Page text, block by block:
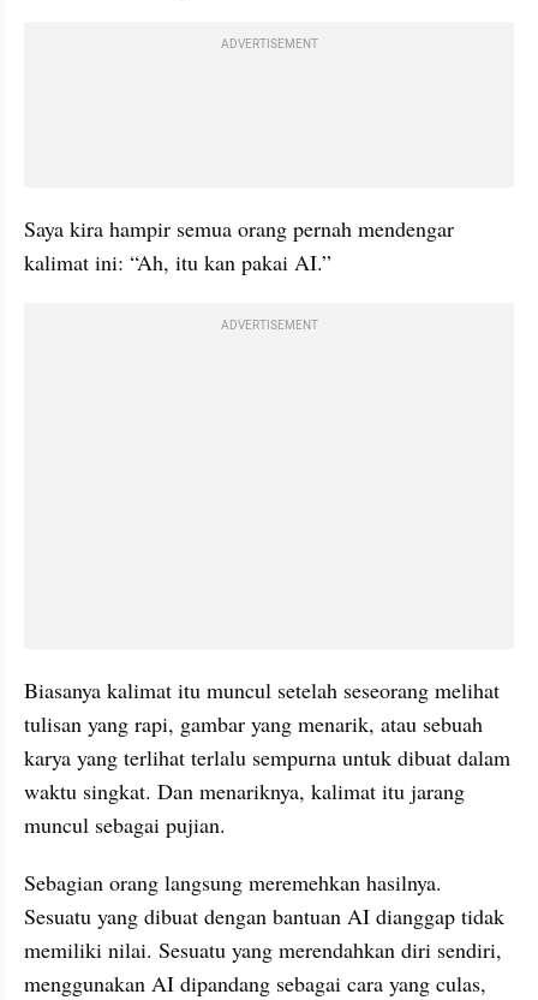
ADVERTISEMENT
Saya kira hampir semua orang pernah mendengar
kalimat ini: “Ah, itu kan pakai AI.”
ADVERTISEMENT
Biasanya kalimat itu muncul setelah seseorang melihat
tulisan yang rapi, gambar yang menarik, atau sebuah
karya yang terlihat terlalu sempurna untuk dibuat dalam
waktu singkat. Dan menariknya, kalimat itu jarang
muncul sebagai pujian.
Sebagian orang langsung meremehkan hasilnya.
Sesuatu yang dibuat dengan bantuan AI dianggap tidak
memiliki nilai. Sesuatu yang merendahkan diri sendiri,
menggunakan AI dipandang sebagai cara yang culas,